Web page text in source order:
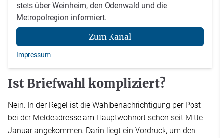
stets über Weinheim, den Odenwald und die
Metropolregion informiert.
Zum Kanal
Impressum
Ist Briefwahl kompliziert?
Nein. In der Regel ist die Wahlbenachrichtigung per Post
bei der Meldeadresse am Hauptwohnort schon seit Mitte
Januar angekommen. Darin liegt ein Vordruck, um den